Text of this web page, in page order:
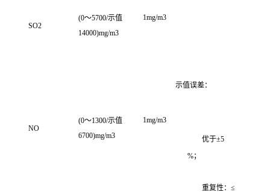
示值误差：
优于±5
%；
重复性：≤
SO2
(0～5700/示值
14000)mg/m3
1mg/m3
NO
(0～1300/示值
6700)mg/m3
1mg/m3